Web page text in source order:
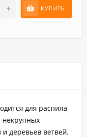
+ КУПИТЬ
для распила
некрупных
и деревьев ветвей.